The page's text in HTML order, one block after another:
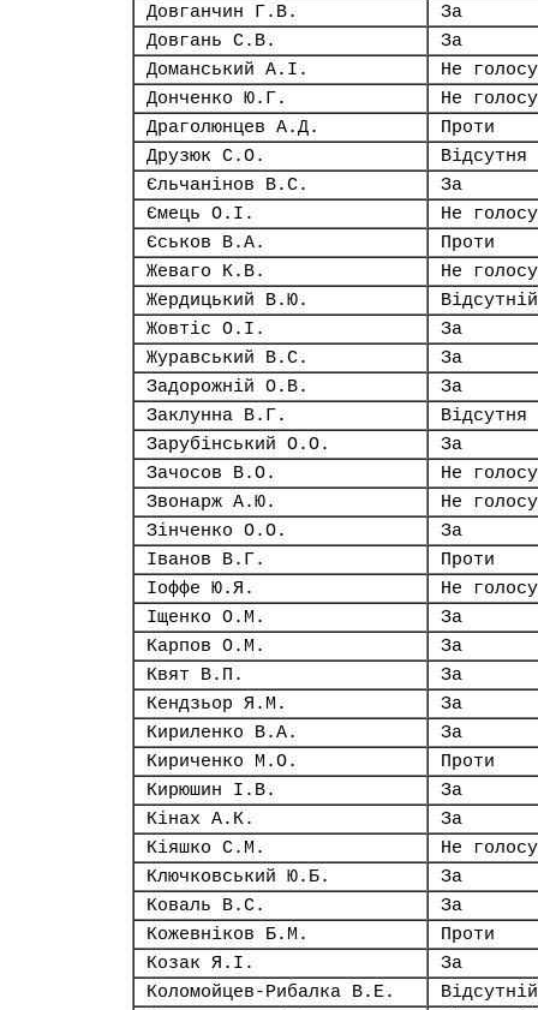
Довганчин Г.В.
За
Довгань С.В.
За
Доманський А.І.
Не
Донченко Ю.Г.
Не
Драголюнцев А.Д.
Проти
Друзюк С.О.
Відсутня
Єльчанінов В.С.
За
Ємець О.І.
Не
Єськов В.А.
Проти
Жеваго К.В.
Не
Жердицький В.Ю.
Відсутній
Жовтіс О.І.
За
Журавський В.С.
За
Задорожній О.В.
За
Заклунна В.Г.
Відсутня
Зарубінський О.О.
За
Зачосов В.О.
Не
Звонарж А.Ю.
Не
Зінченко О.О.
За
Іванов В.Г.
Проти
Іоффе Ю.Я.
Не
Іщенко О.М.
За
Карпов О.М.
За
Квят В.П.
За
Кендзьор Я.М.
За
Кириленко В.А.
За
Кириченко М.О.
Проти
Кирюшин І.В.
За
Кінах А.К.
За
Кіяшко С.М.
Не
Ключковський Ю.Б.
За
Коваль В.С.
За
Кожевніков Б.М.
Проти
Козак Я.І.
За
Коломойцев-Рибалка В.Е.
Відсутній